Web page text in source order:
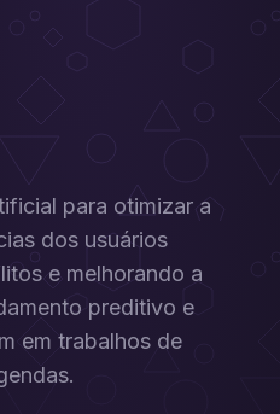
para otimizar a
dos usuários
e melhorando a
preditivo e
em trabalhos de